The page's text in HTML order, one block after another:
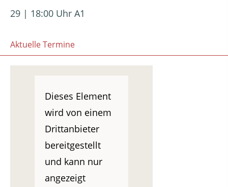
29 | 18:00 Uhr A1
Aktuelle Termine
Dieses Element
wird von einem
Drittanbieter
bereitgestellt
und kann nur
angezeigt